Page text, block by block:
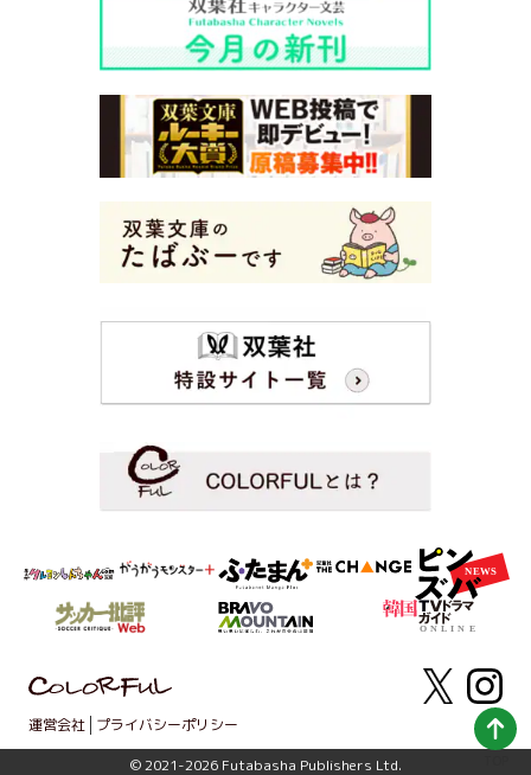
運営会社 プライバシーポリシー
© 2021-2026 Futabasha Publishers Ltd.